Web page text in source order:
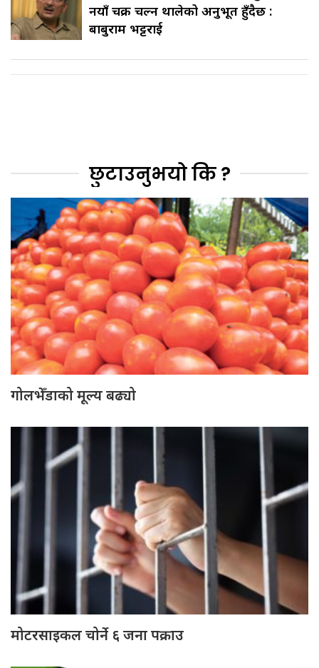
नयाँ चक्र चल्न थालेको अनुभूत हुँदैछ :
बाबुराम भट्टराई
छुटाउनुभयो कि ?
गोलभेँडाको मूल्य बढ्यो
मोटरसाइकल चोर्ने ६ जना पक्राउ